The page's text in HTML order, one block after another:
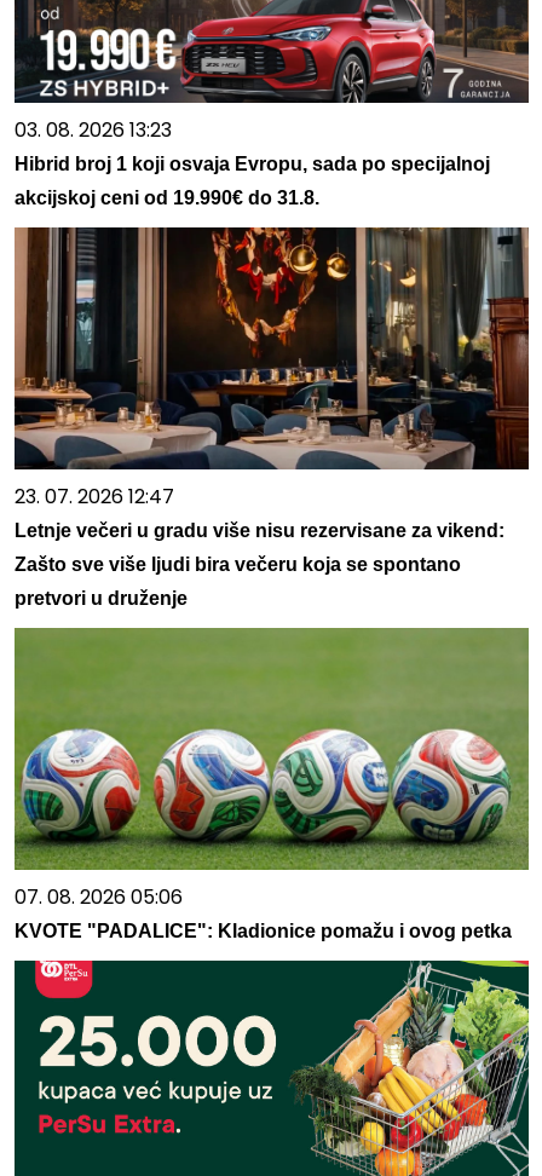
03. 08. 2026 13:23
Hibrid broj 1 koji osvaja Evropu, sada po specijalnoj
akcijskoj ceni od 19.990€ do 31.8.
23. 07. 2026 12:47
Letnje večeri u gradu više nisu rezervisane za vikend:
Zašto sve više ljudi bira večeru koja se spontano
pretvori u druženje
07. 08. 2026 05:06
KVOTE "PADALICE": Kladionice pomažu i ovog petka